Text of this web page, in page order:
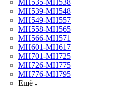
МН535-МН538
МН539-МН548
МН549-МН557
МН558-МН565
МН566-МН571
МН601-МН617
МН701-МН725
МН726-МН775
МН776-МН795
Ещё